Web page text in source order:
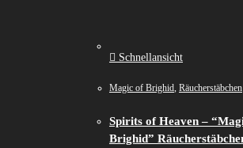
Schnellansicht
Magic of Brighid, Räucherstäbchen
Spirits of Heaven –
Brighid”